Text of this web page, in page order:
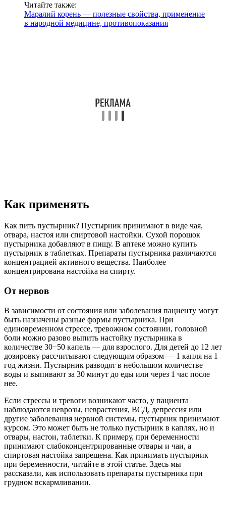
Читайте также:
Маралий корень — полезные свойства, применение
в народной медицине, противопоказания
Как применять
Как пить пустырник? Пустырник принимают в виде чая,
отвара, настоя или спиртовой настойки. Сухой порошок
пустырника добавляют в пищу. В аптеке можно купить
пустырник в таблетках. Препараты пустырника различаются
концентрацией активного вещества. Наиболее
концентрирована настойка на спирту.
От нервов
В зависимости от состояния или заболевания пациенту могут
быть назначены разные формы пустырника. При
единовременном стрессе, тревожном состоянии, головной
боли можно разово выпить настойку пустырника в
количестве 30−50 капель — для взрослого. Для детей до 12 лет
дозировку рассчитывают следующим образом — 1 капля на 1
год жизни. Пустырник разводят в небольшом количестве
воды и выпивают за 30 минут до еды или через 1 час после
нее.
Если стрессы и тревоги возникают часто, у пациента
наблюдаются неврозы, неврастения, ВСД, депрессия или
другие заболевания нервной системы, пустырник принимают
курсом. Это может быть не только пустырник в каплях, но и
отвары, настои, таблетки. К примеру, при беременности
принимают слабоконцентрированные отвары и чаи, а
спиртовая настойка запрещена. Как принимать пустырник
при беременности, читайте в этой статье. Здесь мы
рассказали, как использовать препараты пустырника при
грудном вскармливании.